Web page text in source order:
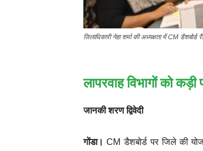
जिलाधिकारी नेहा शर्मा की अध्यक्षता में CM डैशबोर्ड
लापरवाह विभागों को
जानकी शरण द्विवेदी
गोंडा। CM डैशबोर्ड पर जिले की